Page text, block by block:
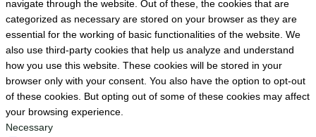
navigate through the website. Out of these, the cookies that are
categorized as necessary are stored on your browser as they are
essential for the working of basic functionalities of the website. We
also use third-party cookies that help us analyze and understand
how you use this website. These cookies will be stored in your
browser only with your consent. You also have the option to opt-out
of these cookies. But opting out of some of these cookies may affect
your browsing experience.
Necessary